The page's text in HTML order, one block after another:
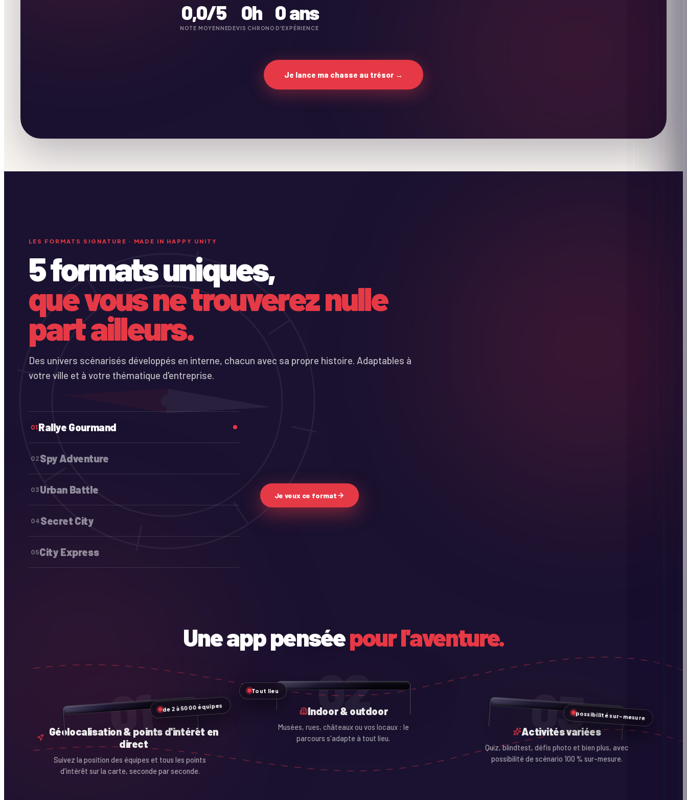
0,0/5
NOTE MOYENNE
0h
DEVIS CHRONO
0ans
D'EXPÉRIENCE
Je lance ma chasse au trésor →
LES FORMATS SIGNATURE · MADE IN HAPPY UNITY
5 formats uniques,
que vous ne trouverez nulle
part ailleurs.
Des univers scénarisés développés en interne, chacun avec sa propre histoire. Adaptables à
votre ville et à votre thématique d'entreprise.
01 Rallye Gourmand
02 Spy Adventure
03 Urban Battle
04 Secret City
05City Express
Je veux ce format
Une app penséepour l'aventure.
01 de 2 à 5000 équipes
Géolocalisation & points d'intérêt en
direct
Suivez la position des équipes et tous les points
d'intérêt sur la carte, seconde par seconde.
02
Tout lieu
Indoor & outdoor
Musées, rues, châteaux ou vos locaux : le
parcours s'adapte à tout lieu.
03possibilité sur-mesure
Activités variées
Quiz, blindtest, défis photo et bien plus, avec
possibilité de scénario 100 % sur-mesure.